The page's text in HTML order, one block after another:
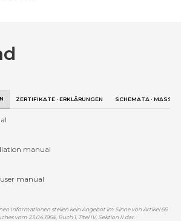
ZERTIFIKATE · ERKLÄRUNGEN SCHEMATA · MASSE
manual
manual
Informationen stellen kein Angebot im Sinne von Artikel 66
vom 23.04.1964, Buch 1, Titel IV, Sektion II dar.